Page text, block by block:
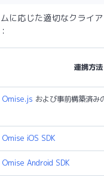
に応じた適切なクライ
連携方法
Omise.js および事前構築済み
Omise iOS SDK
Omise Android SDK